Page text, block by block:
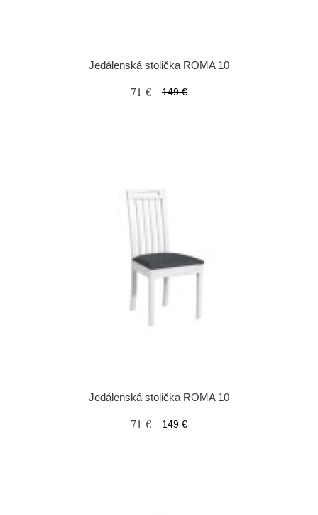
Jedálenská stolička ROMA 10
71 € 149 €
Jedálenská stolička ROMA 10
71 € 149 €